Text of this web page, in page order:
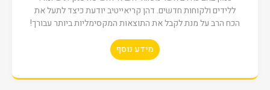
ללידים ולקוחות חדשים. דהן קריאייטיב יודעת כיצד לתעל את
הכח הרב על מנת לקבל את התוצאות המקסימליות ביותר עבורך!
מידע נוסף
דורית אור